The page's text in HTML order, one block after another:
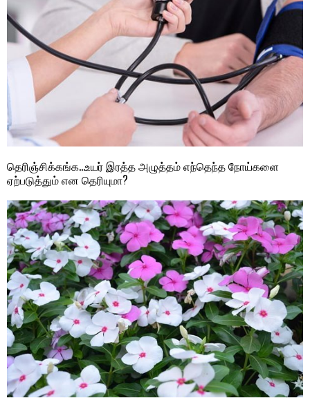
தெரிஞ்சிக்கங்க…உயர் இரத்த அழுத்தம் எந்தெந்த நோய்களை
ஏற்படுத்தும் என தெரியுமா?